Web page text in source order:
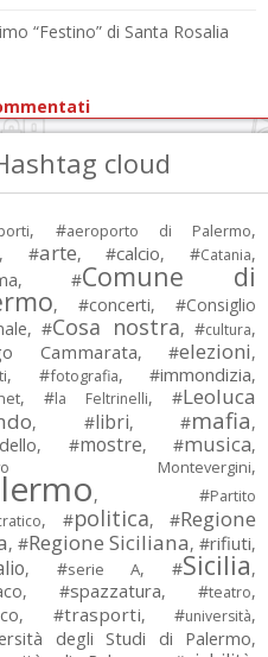
“Festino” di Santa Rosalia
cloud
, #aeroporto di Palermo,
, #arte, #calcio, #Catania,
, #Comune di
, #concerti, #Consiglio
, #Cosa nostra, #cultura,
Cammarata, #elezioni,
, #fotografia, #immondizia,
, #la Feltrinelli, #Leoluca
, #libri, #mafia,
, #mostre, #musica,
Montevergini,
, #Partito
, #politica, #Regione
, #Regione Siciliana, #rifiuti,
, #serie A, #Sicilia,
, #spazzatura, #teatro,
, #trasporti, #università,
degli Studi di Palermo,